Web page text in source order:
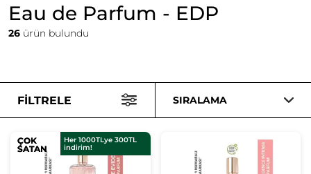
Eau de Parfum - EDP
26 ürün bulundu
FILTRELE SIRALAMA
ÇOK
SATAN
ÇOK
SATAN
Her 1000TLye 300TL
indirim!